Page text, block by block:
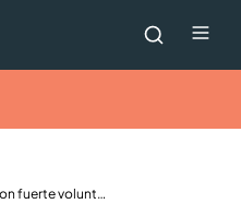
Pequeña gatita con fuerte voluntad se transforma en la gata más dulce